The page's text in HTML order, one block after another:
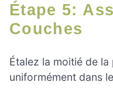
Étape 5: Assemblage Des
Couches
Étalez la moitié de
uniformément dans